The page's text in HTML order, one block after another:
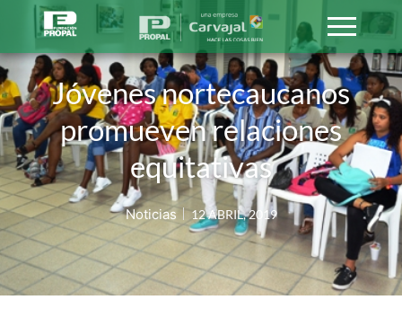
Jóvenes nortecaucanos
promueven relaciones
equitativas
Noticias 12 ABRIL, 2019